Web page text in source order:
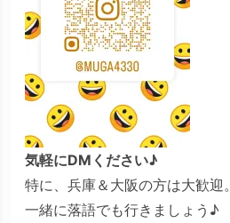
気軽にDMください♪
特に、兵庫＆大阪の方は大歓迎。
一緒に落語でも行きましょう♪